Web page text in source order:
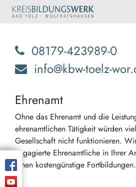
08179-423989-0
info@kbw-toelz-
Ehrenamt
Ohne das Ehrenamt und die
ehrenamtlichen Tätigkeit würden
Gesellschaft nicht funktionieren.
engagierte Ehrenamtliche in Ihrer
ihnen kostengünstige Fortbildungen.